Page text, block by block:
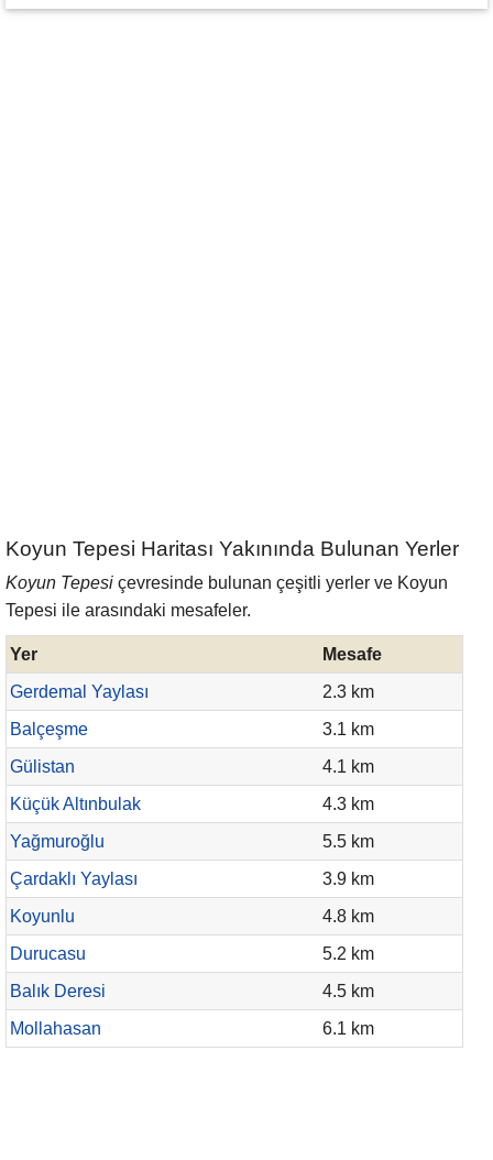
Koyun Tepesi Haritası Yakınında Bulunan Yerler
Koyun Tepesi çevresinde bulunan çeşitli yerler ve Koyun
Tepesi ile arasındaki mesafeler.
Yer
Mesafe
Gerdemal Yaylası
2.3 km
Balçeşme
3.1 km
Gülistan
4.1 km
Küçük Altınbulak
4.3 km
Yağmuroğlu
5.5 km
Çardaklı Yaylası
3.9 km
Koyunlu
4.8 km
Durucasu
5.2 km
Balık Deresi
4.5 km
Mollahasan
6.1 km